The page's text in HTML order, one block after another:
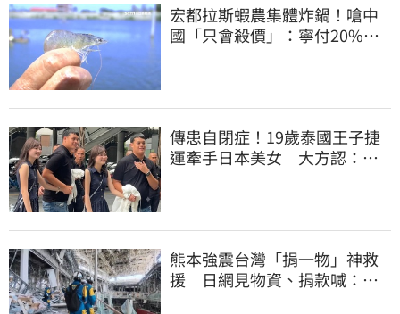
宏都拉斯蝦農集體炸鍋！嗆中
國「只會殺價」：寧付20%關
傳患自閉症！19歲泰國王子捷
運牽手日本美女 大方認：
熊本強震台灣「捐一物」神救
援 日網見物資、捐款喊：給